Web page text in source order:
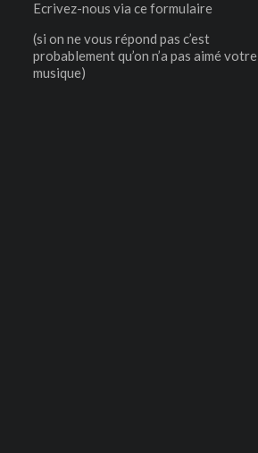
Ecrivez-nous via ce formulaire
(si on ne vous répond pas c’est
probablement qu’on n’a pas aimé votre
musique)